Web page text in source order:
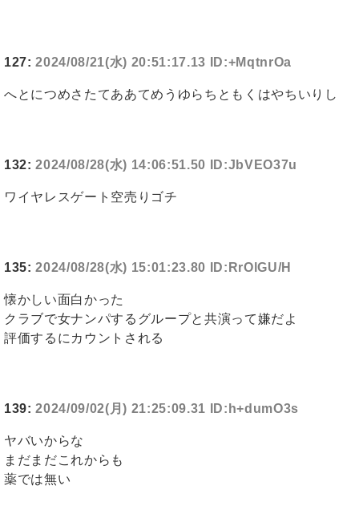
127:2024/08/21(水) 20:51:17.13 ID:+MqtnrOa
へとにつめさたてああてめうゆらちともくはやちいりし
132:2024/08/28(水) 14:06:51.50 ID:JbVEO37u
ワイヤレスゲート空売りゴチ
135:2024/08/28(水) 15:01:23.80 ID:RrOlGU/H
懐かしい面白かった
クラブで女ナンパするグループと共演って嫌だよ
評価するにカウントされる
139:2024/09/02(月) 21:25:09.31 ID:h+dumO3s
ヤバいからな
まだまだこれからも
薬では無い